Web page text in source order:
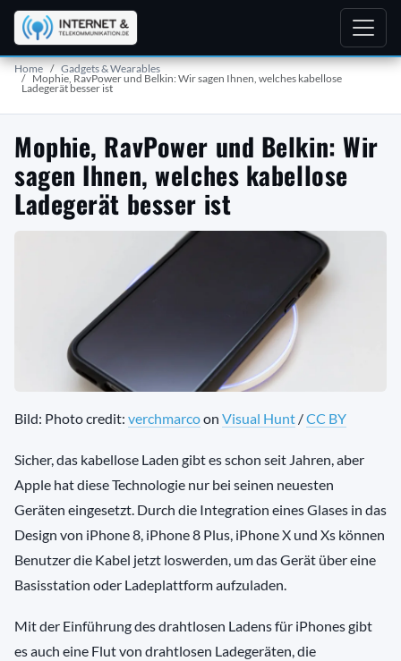
Home Gadgets & Wearables
Mophie, RavPower und Belkin: Wir sagen Ihnen, welches kabellose
Ladegerät besser ist
Mophie, RavPower und Belkin: Wir
sagen Ihnen, welches kabellose
Ladegerät besser ist
Bild: Photo credit: verchmarcoon Visual Hunt /CC BY
Sicher, das kabellose Laden gibt es schon seit Jahren, aber
Apple hat diese Technologie nur bei seinen neuesten
Geräten eingesetzt. Durch die Integration eines Glases in das
Design von iPhone 8, iPhone 8 Plus, iPhone X und Xs können
Benutzer die Kabel jetzt loswerden, um das Gerät über eine
Basisstation oder Ladeplattform aufzuladen.
Mit der Einführung des drahtlosen Ladens für iPhones gibt
es auch eine Flut von drahtlosen Ladegeräten, die